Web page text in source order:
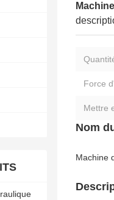
Force
Mettre
Nom
Machine